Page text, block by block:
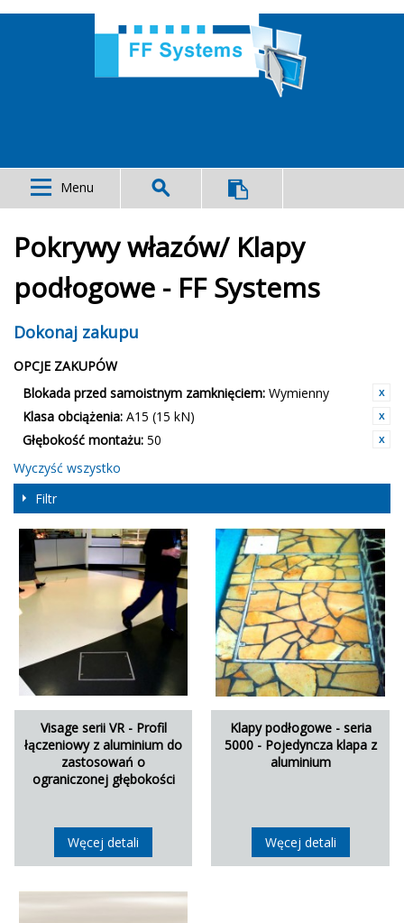
Menu
Pokrywy włazów/ Klapy
podłogowe - FF Systems
Dokonaj zakupu
OPCJE ZAKUPÓW
Blokada przed samoistnym zamknięciem: Wymienny
Klasa obciążenia: A15 (15 kN)
Głębokość montażu: 50
Wyczyść wszystko
Filtr
Visage serii VR - Profil
łączeniowy z aluminium do
zastosowań o
ograniczonej głębokości
Węcej detali
Klapy podłogowe - seria
5000 - Pojedyncza klapa z
aluminium
Węcej detali